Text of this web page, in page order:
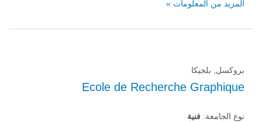
المزيد من المعلومات »
بروكسل, بلجيكا
Ecole de Recherche Graphique
نوع الجامعة: فنية